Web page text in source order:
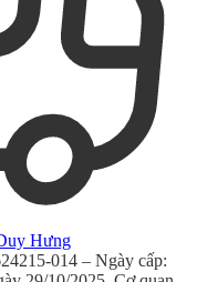
Hưng
014 – Ngày cấp: